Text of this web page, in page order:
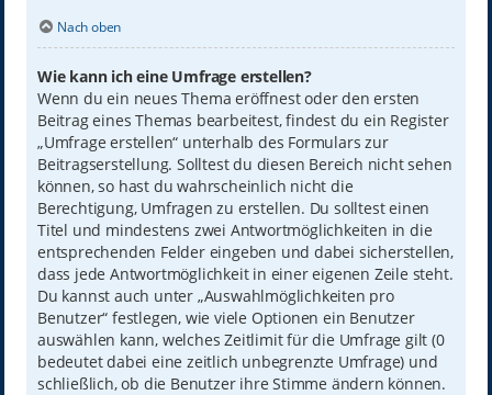
Nach oben
Wie kann ich eine Umfrage erstellen?
Wenn du ein neues Thema eröffnest oder den ersten
Beitrag eines Themas bearbeitest, findest du ein Register
„Umfrage erstellen“ unterhalb des Formulars zur
Beitragserstellung. Solltest du diesen Bereich nicht sehen
können, so hast du wahrscheinlich nicht die
Berechtigung, Umfragen zu erstellen. Du solltest einen
Titel und mindestens zwei Antwortmöglichkeiten in die
entsprechenden Felder eingeben und dabei sicherstellen,
dass jede Antwortmöglichkeit in einer eigenen Zeile steht.
Du kannst auch unter „Auswahlmöglichkeiten pro
Benutzer“ festlegen, wie viele Optionen ein Benutzer
auswählen kann, welches Zeitlimit für die Umfrage gilt (0
bedeutet dabei eine zeitlich unbegrenzte Umfrage) und
schließlich, ob die Benutzer ihre Stimme ändern können.